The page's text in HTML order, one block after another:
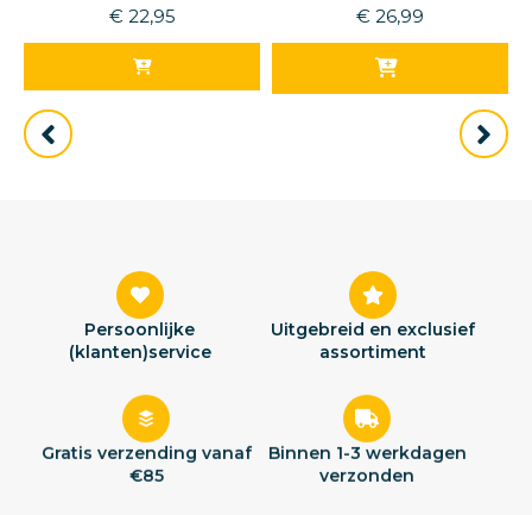
€ 22,95
€ 26,99
Persoonlijke
(klanten)service
Uitgebreid en exclusief
assortiment
Gratis verzending vanaf
€85
Binnen 1-3 werkdagen
verzonden